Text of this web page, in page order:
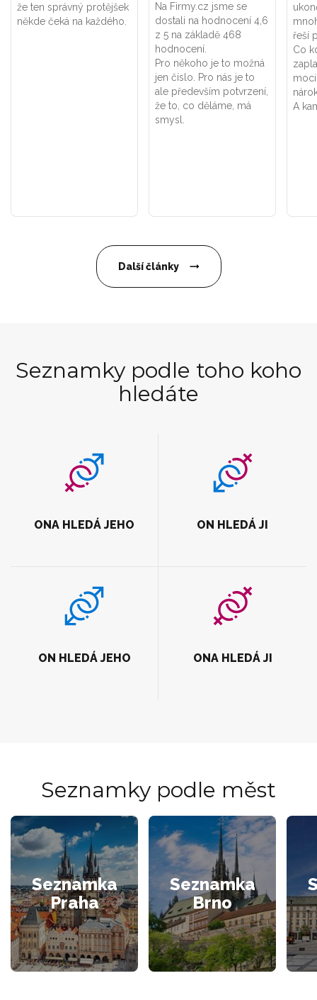
že ten správný protějšek
někde čeká na každého.
Na Firmy.cz jsme se
dostali na hodnocení 4,6
z 5 na základě 468
hodnocení.
Pro někoho je to možná
jen číslo. Pro nás je to
ale především potvrzení,
že to, co děláme, má
smysl.
řeší
Co
A
Další články
Seznamky podle toho koho
hledáte
ONA HLEDÁ JEHO ON HLEDÁ JI
ON HLEDÁ JEHO ONA HLEDÁ JI
Seznamky podle měst
Seznamka
Praha
Seznamka
Brno